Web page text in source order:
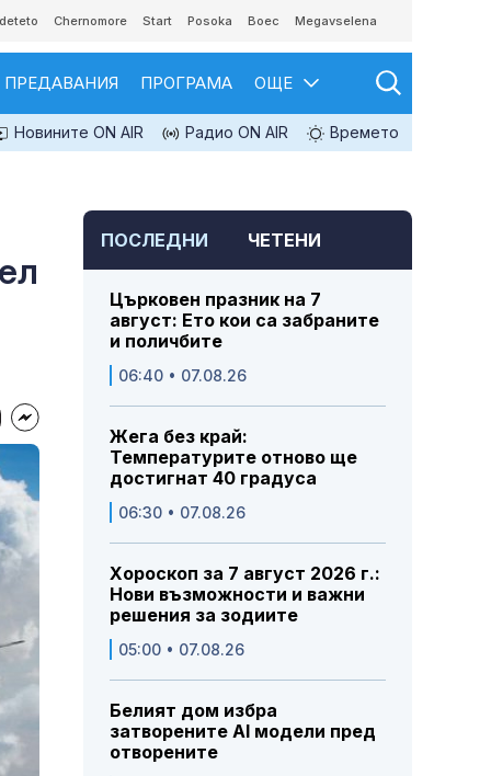
Chernomore Start Posoka Boec Megavselena
ПРЕДАВАНИЯ ПРОГРАМА ОЩЕ
Новините ON AIR Радио ON AIR Времето
ПОСЛЕДНИ ЧЕТЕНИ
Църковен празник на 7
август: Ето кои са забраните
и поличбите
06:40 • 07.08.26
Жега без край:
Температурите отново ще
достигнат 40 градуса
06:30 • 07.08.26
Хороскоп за 7 август 2026 г.:
Нови възможности и важни
решения за зодиите
05:00 • 07.08.26
Белият дом избра
затворените AI модели пред
отворените